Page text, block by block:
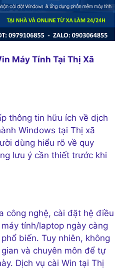
Máy Tính Tại Thị Xã
thông tin hữu ích về dịch
Windows tại Thị xã
dùng hiểu rõ về quy
lưu ý cần thiết trước khi
công nghệ, cài đặt hệ điều
tính/laptop ngày càng
biến. Tuy nhiên, không
và chuyên môn để tự
Dịch vụ cài Win tại Thị